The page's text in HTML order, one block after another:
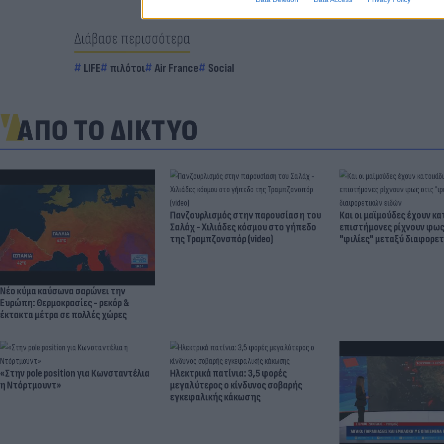
Διάβασε περισσότερα
LIFE πιλότοι Air France Social
ΑΠΟ ΤΟ ΔΙΚΤΥΟ
Νέο κύμα καύσωνα σαρώνει την
Ευρώπη: Θερμοκρασίες - ρεκόρ &
έκτακτα μέτρα σε πολλές χώρες
Πανζουρλισμός στην παρουσίαση του
Σαλάχ - Χιλιάδες κόσμου στο γήπεδο
της Τραμπζονσπόρ (video)
Και οι μαϊμούδες έχουν
επιστήμονες ρίχνουν
"φιλίες" μεταξύ
«Στην pole position για Κωνσταντέλια
η Ντόρτμουντ»
Ηλεκτρικά πατίνια: 3,5 φορές
μεγαλύτερος ο κίνδυνος σοβαρής
εγκεφαλικής κάκωσης